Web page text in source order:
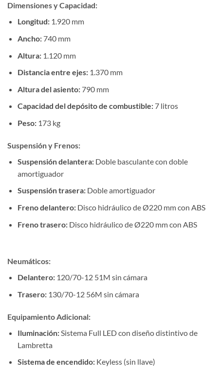
Dimensiones y Capacidad:
Longitud:1.920 mm
Ancho:740 mm
Altura:1.120 mm
Distancia entre ejes:1.370 mm
Altura del asiento:790 mm
Capacidad del depósito de combustible:7 litros
Peso:173 kg
Suspensión y Frenos:
Suspensión delantera:Doble basculante con doble
amortiguador
Suspensión trasera:Doble amortiguador
Freno delantero:Disco hidráulico de Ø220 mm con ABS
Freno trasero:Disco hidráulico de Ø220 mm con ABS
Neumáticos:
Delantero:120/70-12 51M sin cámara
Trasero:130/70-12 56M sin cámara
Equipamiento Adicional:
Iluminación:Sistema Full LED con diseño distintivo de
Lambretta
Sistema de encendido:Keyless (sin llave)